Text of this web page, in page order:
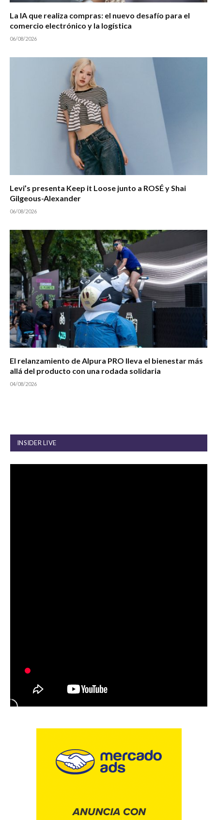
La IA que realiza compras: el nuevo desafío para el
comercio electrónico y la logística
06/08/2026
Levi’s presenta Keep it Loose junto a ROSÉ y Shai
Gilgeous-Alexander
06/08/2026
El relanzamiento de Alpura PRO lleva el bienestar más
allá del producto con una rodada solidaria
04/08/2026
INSIDER LIVE